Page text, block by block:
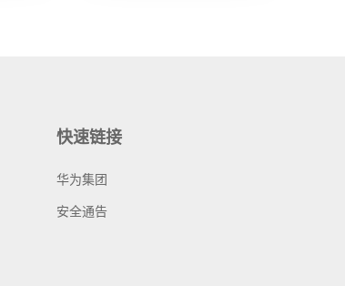
快速链接
华为集团
安全通告